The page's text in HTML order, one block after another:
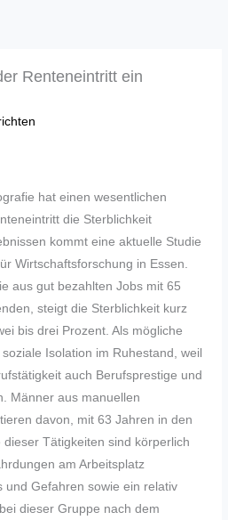
Renteneintritt ein
hat einen wesentlichen
die Sterblichkeit
kommt eine aktuelle Studie
Wirtschaftsforschung in Essen.
aus gut bezahlten Jobs mit 65
steigt die Sterblichkeit kurz
bis drei Prozent. Als mögliche
Isolation im Ruhestand, weil
auch Berufsprestige und
Männer aus manuellen
davon, mit 63 Jahren in den
Tätigkeiten sind körperlich
am Arbeitsplatz
und Gefahren sowie ein relativ
dieser Gruppe nach dem